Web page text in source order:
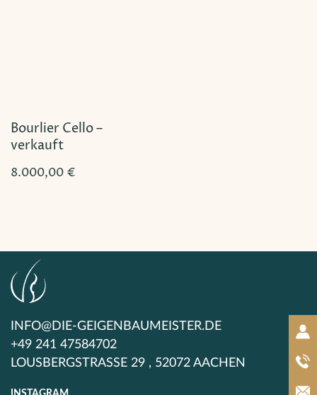
Bourlier Cello –
verkauft
8.000,00 €
INFO@DIE-GEIGENBAUMEISTER.DE
+49 241 47584702
LOUSBERGSTRASSE 29 , 52072 AACHEN